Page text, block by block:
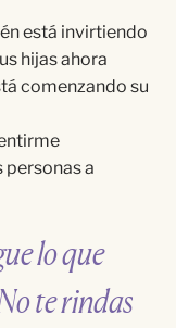
está invirtiendo
hijas ahora
comenzando su
a
lo que
te rindas